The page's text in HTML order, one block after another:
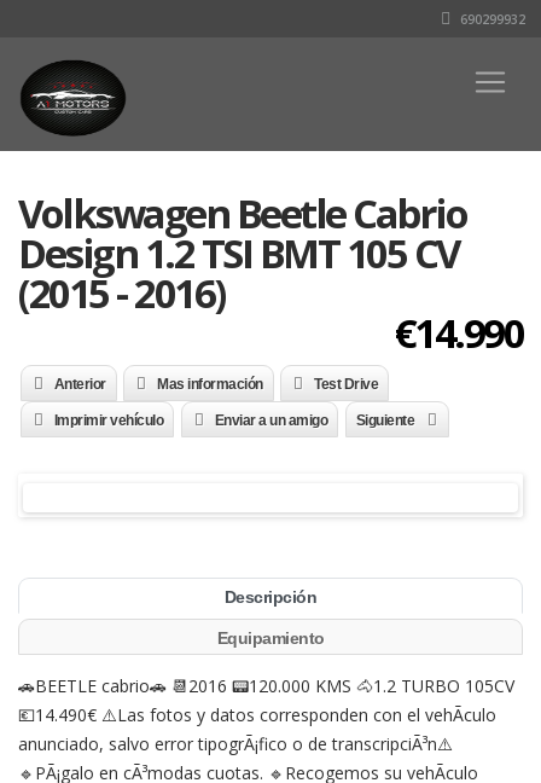
690299932
Volkswagen Beetle Cabrio
Design 1.2 TSI BMT 105 CV
(2015 - 2016)
€14.990
Anterior Mas información Test Drive
Imprimir vehículo Enviar a un amigo Siguiente
Descripción
Equipamiento
🚗BEETLE cabrio🚗 📆2016 📟120.000 KMS 🐴1.2 TURBO 105CV
💶14.490€ ⚠️Las fotos y datos corresponden con el vehÃ­culo
anunciado, salvo error tipogrÃ¡fico o de transcripciÃ³n⚠️
🔹PÃ¡galo en cÃ³modas cuotas. 🔹Recogemos su vehÃ­culo